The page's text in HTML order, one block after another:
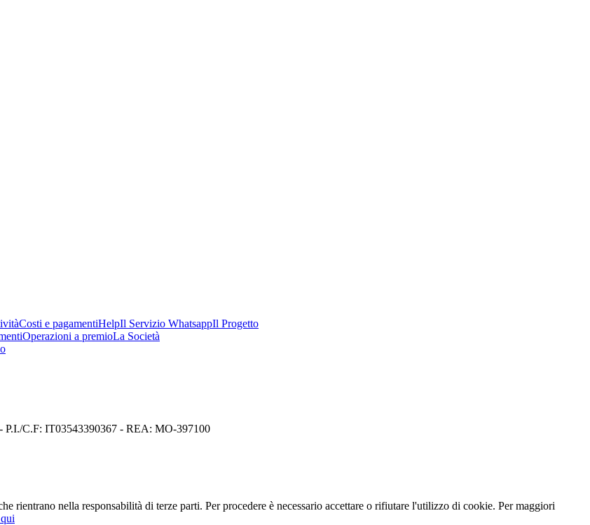
Costi e pagamentiHelpIl Servizio WhatsappIl Progetto
Operazioni a premioLa Società
C.F: IT03543390367 - REA: MO-397100
nella responsabilità di terze parti. Per procedere è necessario accettare o rifiutare l'utilizzo di cookie. Per maggiori